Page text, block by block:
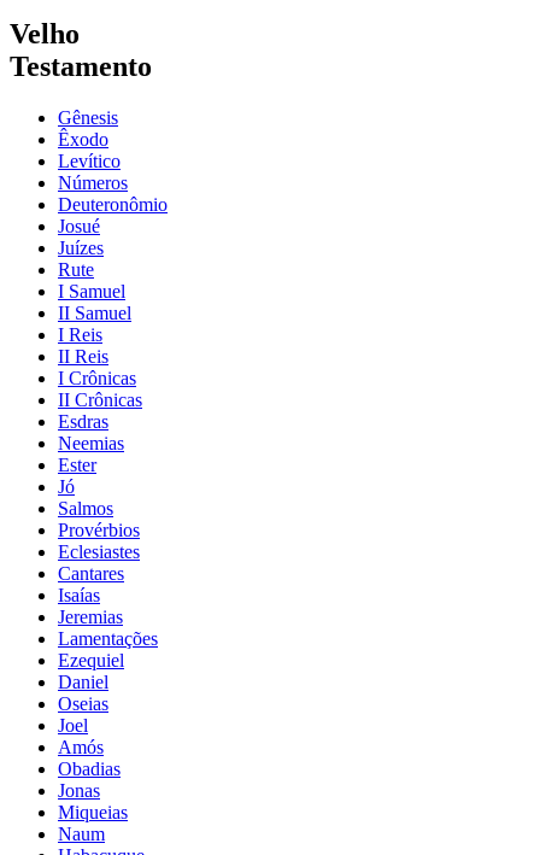
Velho
Testamento
Gênesis
Êxodo
Levítico
Números
Deuteronômio
Josué
Juízes
Rute
I Samuel
II Samuel
I Reis
II Reis
I Crônicas
II Crônicas
Esdras
Neemias
Ester
Jó
Salmos
Provérbios
Eclesiastes
Cantares
Isaías
Jeremias
Lamentações
Ezequiel
Daniel
Oseias
Joel
Amós
Obadias
Jonas
Miqueias
Naum